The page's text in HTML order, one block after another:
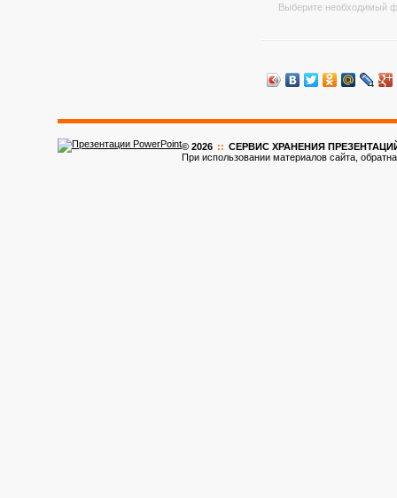
Выберите необходимый
© 2026 :: CЕРВИС ХРАНЕНИЯ ПРЕЗЕНТАЦИЙ
При использовании материалов сайта,